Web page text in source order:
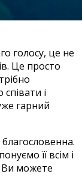
голосу, це не
Це просто
і
гарний
її всім і
Ви можете